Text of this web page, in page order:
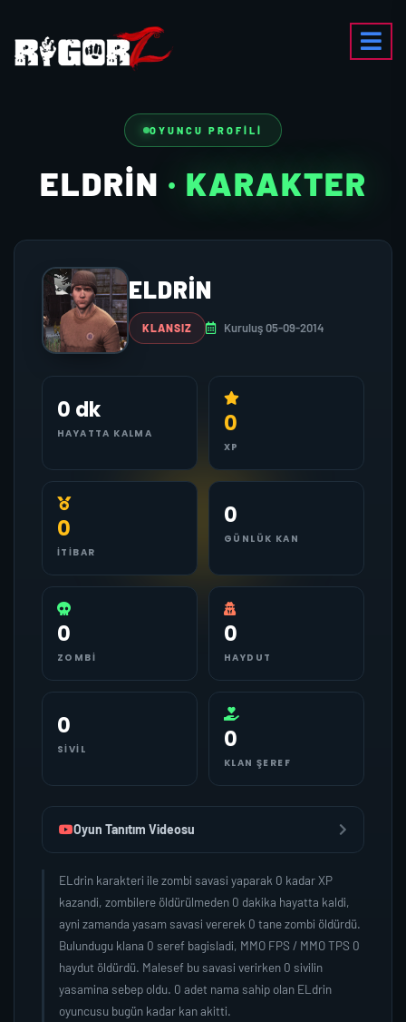
OYUNCU PROFILI
ELDRIN · KARAKTER
ELDRIN
KLANSIZ Kuruluş 05-09-2014
0 dk
HAYATTA KALMA 0
XP
0
İTIBAR
0
GÜNLÜK KAN
0
ZOMBI
0
HAYDUT
0
SIVIL 0
KLAN ŞEREF
Oyun Tanıtım Videosu
ELdrin karakteri ile zombi savasi yaparak 0 kadar XP
kazandi, zombilere öldürülmeden 0 dakika hayatta kaldi,
ayni zamanda yasam savasi vererek 0 tane zombi öldürdü.
Bulundugu klana 0 seref bagisladi, MMO FPS / MMO TPS 0
haydut öldürdü. Malesef bu savasi verirken 0 sivilin
yasamina sebep oldu. 0 adet nama sahip olan ELdrin
oyuncusu bugün kadar kan akitti.